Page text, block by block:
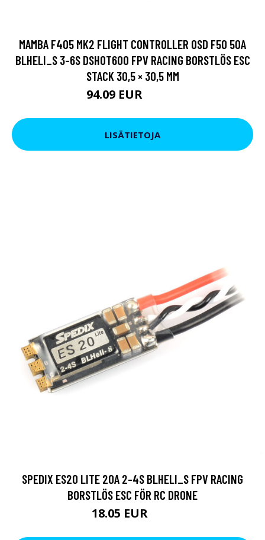
MAMBA F405 MK2 FLIGHT CONTROLLER OSD F50 50A
BLHELI_S 3-6S DSHOT600 FPV RACING BORSTLÖS ESC
STACK 30,5 × 30,5 MM
94.09 EUR
LISÄTIETOJA
SPEDIX ES20 LITE 20A 2-4S BLHELI_S FPV RACING
BORSTLÖS ESC FÖR RC DRONE
18.05 EUR